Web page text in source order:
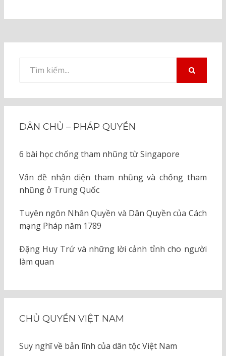
kiếm
DÂN CHỦ – PHÁP QUYỀN
6 bài học chống tham nhũng từ Singapore
Vấn đề nhận diện tham nhũng và chống tham
nhũng ở Trung Quốc
Tuyên ngôn Nhân Quyền và Dân Quyền của Cách
mạng Pháp năm 1789
Đặng Huy Trứ và những lời cảnh tỉnh cho người
làm quan
CHỦ QUYỀN VIỆT NAM
Suy nghĩ về bản lĩnh của dân tộc Việt Nam